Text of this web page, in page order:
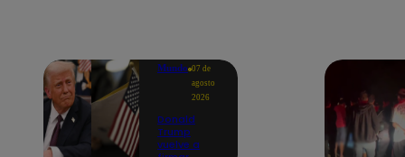
Mundo 07 de
agosto
2026
Donald
Trump
vuelve a